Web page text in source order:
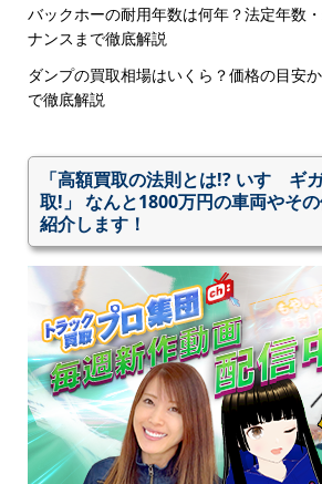
バックホーの耐用年数は何年？法定年数
ナンスまで徹底解説
ダンプの買取相場はいくら？価格の目安
で徹底解説
「高額買取の法則とは!? いすゞギ
取!」 なんと1800万円の車両やそ
紹介します！